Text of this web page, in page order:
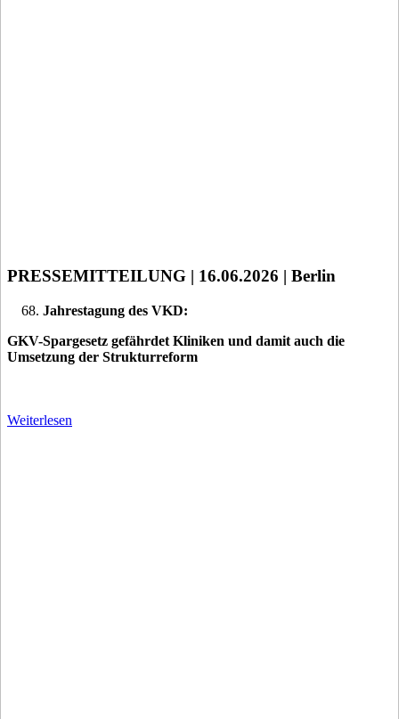
PRESSEMITTEILUNG | 16.06.2026 | Berlin
Jahrestagung des VKD:
GKV-Spargesetz gefährdet Kliniken und damit auch die
Umsetzung der Strukturreform
Weiterlesen